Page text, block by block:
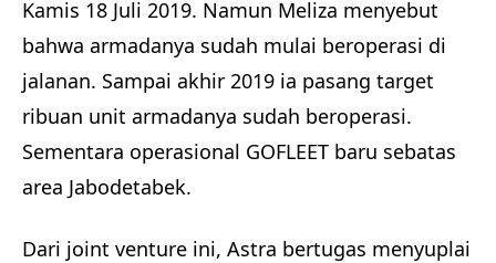
Kamis 18 Juli 2019. Namun Meliza menyebut
bahwa armadanya sudah mulai beroperasi di
jalanan. Sampai akhir 2019 ia pasang target
ribuan unit armadanya sudah beroperasi.
Sementara operasional GOFLEET baru sebatas
area Jabodetabek.
Dari joint venture ini, Astra bertugas menyuplai